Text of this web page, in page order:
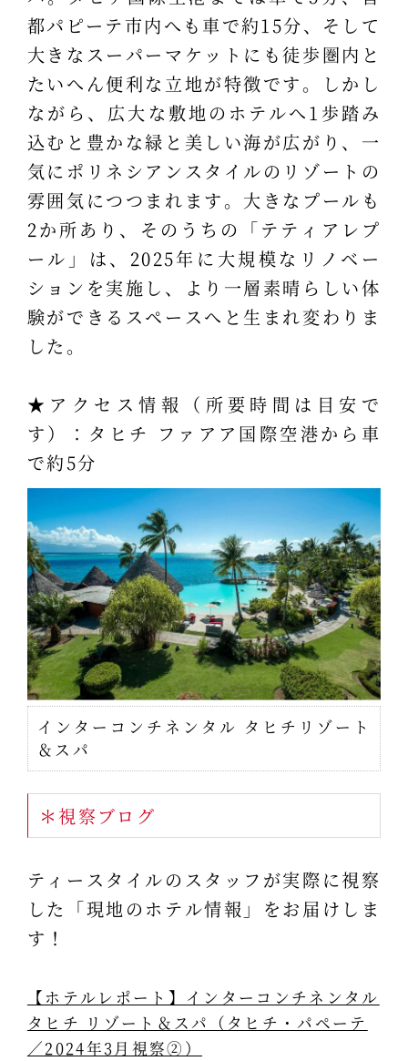
都パピーテ市内へも車で約15分、そして
大きなスーパーマケットにも徒歩圏内と
たいへん便利な立地が特徴です。しかし
ながら、広大な敷地のホテルへ1歩踏み
込むと豊かな緑と美しい海が広がり、一
気にポリネシアンスタイルのリゾートの
雰囲気につつまれます。大きなプールも
2か所あり、そのうちの「テティアレプ
ール」は、2025年に大規模なリノベー
ションを実施し、より一層素晴らしい体
験ができるスペースへと生まれ変わりま
した。
★アクセス情報（所要時間は目安で
す）：タヒチ ファアア国際空港から車
で約5分
インターコンチネンタル タヒチリゾート
＆スパ
＊視察ブログ
ティースタイルのスタッフが実際に視察
した「現地のホテル情報」をお届けしま
す！
【ホテルレポート】インターコンチネンタル
タヒチ リゾート＆スパ（タヒチ・パペーテ
／2024年3月視察②）